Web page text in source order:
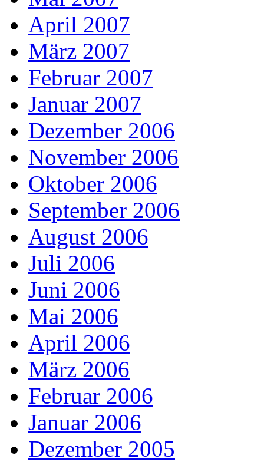
April 2007
März 2007
Februar 2007
Januar 2007
Dezember 2006
November 2006
Oktober 2006
September 2006
August 2006
Juli 2006
Juni 2006
Mai 2006
April 2006
März 2006
Februar 2006
Januar 2006
Dezember 2005